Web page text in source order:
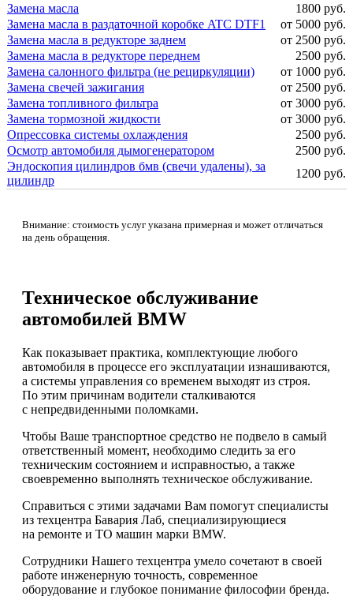
Замена масла
1800 руб.
Замена масла в раздаточной коробке ATC DTF1
от 5000 руб.
Замена масла в редукторе заднем
от 2500 руб.
Замена масла в редукторе переднем
2500 руб.
Замена салонного фильтра (не рециркуляции)
от 1000 руб.
Замена свечей зажигания
от 2500 руб.
Замена топливного фильтра
от 3000 руб.
Замена тормозной жидкости
от 3000 руб.
Опрессовка системы охлаждения
2500 руб.
Осмотр автомобиля дымогенератором
2500 руб.
Эндоскопия цилиндров бмв (свечи удалены), за
цилиндр
1200 руб.
Внимание: стоимость услуг указана примерная и может отличаться
на день обращения.
Техническое обслуживание
автомобилей BMW
Как показывает практика, комплектующие любого
автомобиля в процессе его эксплуатации изнашиваются,
а системы управления со временем выходят из строя.
По этим причинам водители сталкиваются
с непредвиденными поломками.
Чтобы Ваше транспортное средство не подвело в самый
ответственный момент, необходимо следить за его
техническим состоянием и исправностью, а также
своевременно выполнять техническое обслуживание.
Справиться с этими задачами Вам помогут специалисты
из техцентра Бавария Лаб, специализирующиеся
на ремонте и ТО машин марки BMW.
Сотрудники Нашего техцентра умело сочетают в своей
работе инженерную точность, современное
оборудование и глубокое понимание философии бренда.